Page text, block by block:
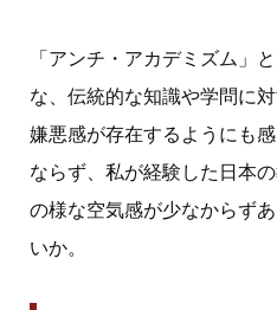
「アンチ・アカデミズム」
な、伝統的な知識や学問に
嫌悪感が存在するようにも
ならず、私が経験した日本
の様な空気感が少なからず
いか。